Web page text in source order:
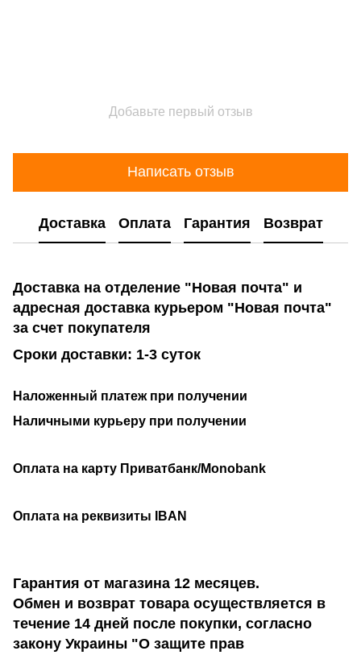
Добавьте первый отзыв
Написать отзыв
Доставка Оплата Гарантия Возврат
Доставка на отделение "Новая почта" и
адресная доставка курьером "Новая почта"
за счет покупателя
Сроки доставки: 1-3 суток
Наложенный платеж при получении
Наличными курьеру при получении
Оплата на карту Приватбанк/Monobank
Оплата на реквизиты IBAN
Гарантия от магазина 12 месяцев.
Обмен и возврат товара осуществляется в
течение 14 дней после покупки, согласно
закону Украины "О защите прав